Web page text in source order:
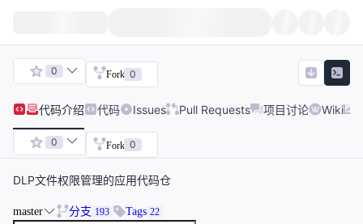
0 Fork 0
代码介绍 代码 Issues Pull Requests 项目讨论 Wiki
0 Fork 0
DLP文件权限管理的应用代码仓
master 分支 193 Tags 22